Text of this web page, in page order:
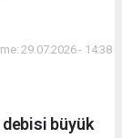
29.07.2026 - 14:38
debisi büyük